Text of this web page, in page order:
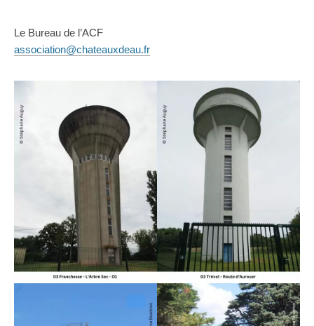
Le Bureau de l’ACF
association@chateauxdeau.fr